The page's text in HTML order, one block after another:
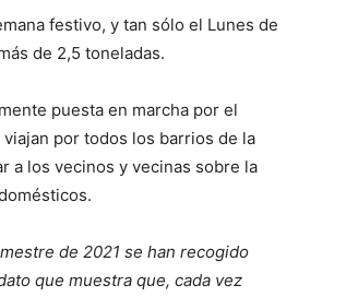
festivo, y tan sólo el Lunes de
de 2,5 toneladas.
puesta en marcha por el
por todos los barrios de la
a los vecinos y vecinas sobre la
de 2021 se han recogido
que muestra que, cada vez